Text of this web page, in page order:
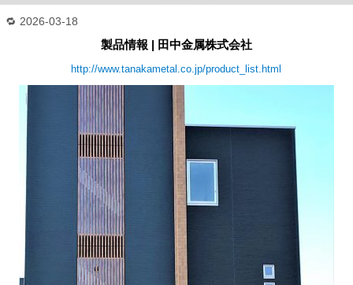
2026-03-18
製品情報 | 田中金属株式会社
http://www.tanakametal.co.jp/product_list.html